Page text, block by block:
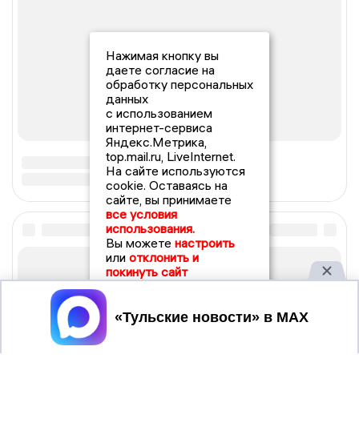
Нажимая кнопку вы
даете согласие на
обработку персональных
данных
с использованием
интернет-сервиса
Яндекс.Метрика,
top.mail.ru, LiveInternet.
На сайте используются
cookie. Оставаясь на
сайте, вы принимаете
все условия
использования.
Вы можете настроить
или отклонить и
покинуть сайт
Принять